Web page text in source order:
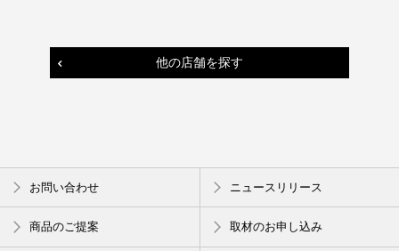
クラブ すっぴんパウダー パ
インアメの香り
＆ｂｅ マットハイライター
他の店舗を探す
お問い合わせ ニュースリリース
商品のご提案 取材のお申し込み